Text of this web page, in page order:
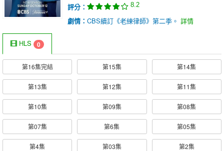
評分：
8.2
劇情： CBS續訂《老練律師》第二季。 詳情
HLS 0
第16集完結 第15集 第14集
第13集 第12集 第11集
第10集 第09集 第08集
第07集 第6集 第05集
第4集 第03集 第2集